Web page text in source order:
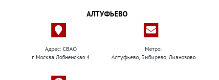
АЛТУФЬЕВО
Адрес: СВАО
г. Москва Лобненская 4
Метро:
Алтуфьево, Бибирево, Лианозово